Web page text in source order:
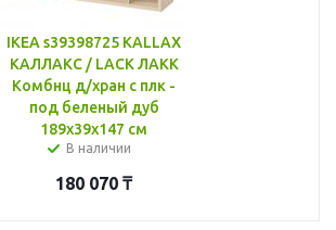
IKEA s39398725 KALLAX
КАЛЛАКС / LACK ЛАКК
Комбнц д/хран с плк -
под беленый дуб
189x39x147 см
В наличии
180 070 ₸